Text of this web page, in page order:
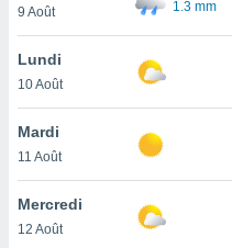
au
vous
de
ou
9 Août
1.3 mm
Lundi
10 Août
Mardi
11 Août
Mercredi
12 Août